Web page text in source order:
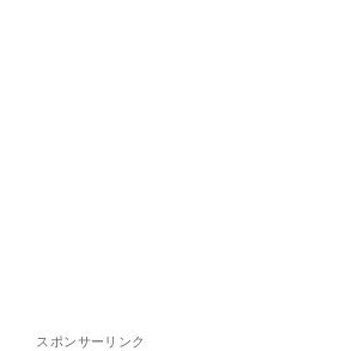
スポンサーリンク